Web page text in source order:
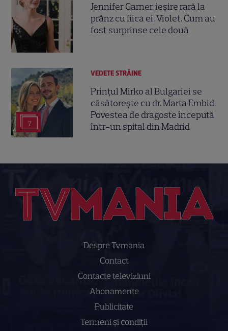
Jennifer Garner, ieșire rară la
prânz cu fiica ei, Violet. Cum au
fost surprinse cele două
7
VEDETE STRĂINE
Prințul Mirko al Bulgariei se
căsătorește cu dr. Marta Embid.
Povestea de dragoste începută
într-un spital din Madrid
Despre Tvmania
Contact
Contacte televiziuni
Abonamente
Publicitate
Termeni și condiții